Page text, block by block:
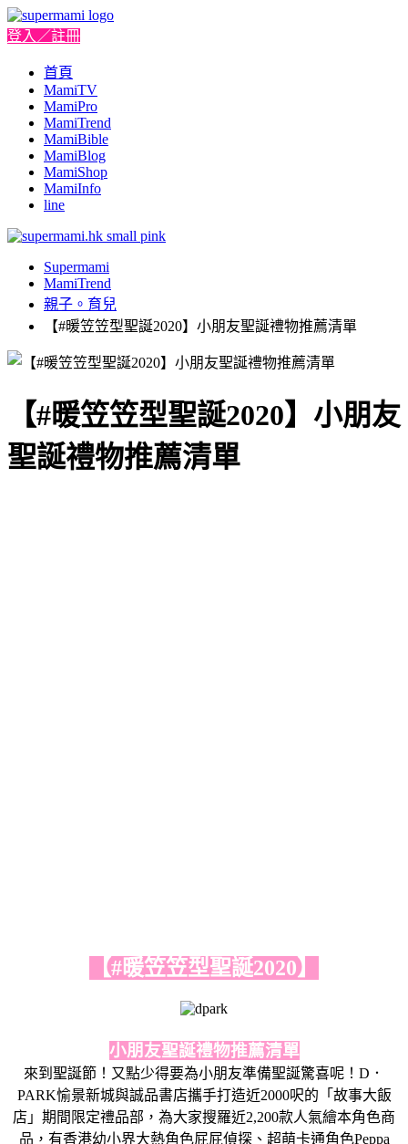
登入／註冊
首頁
MamiTV
MamiPro
MamiTrend
MamiBible
MamiBlog
MamiShop
MamiInfo
line
Supermami
MamiTrend
親子。育兒
【#暖笠笠型聖誕2020】小朋友聖誕禮物推薦清單
【#暖笠笠型聖誕2020】小朋友
聖誕禮物推薦清單
【#暖笠笠型聖誕2020】
小朋友聖誕禮物推薦清單
來到聖誕節！又點少得要為小朋友準備聖誕驚喜呢！D．
PARK愉景新城與誠品書店攜手打造近2000呎的「故事大飯
店」期間限定禮品部，為大家搜羅近2,200款人氣繪本角色商
品，有香港幼小界大熱角色屁屁偵探、超萌卡通角色Peppa